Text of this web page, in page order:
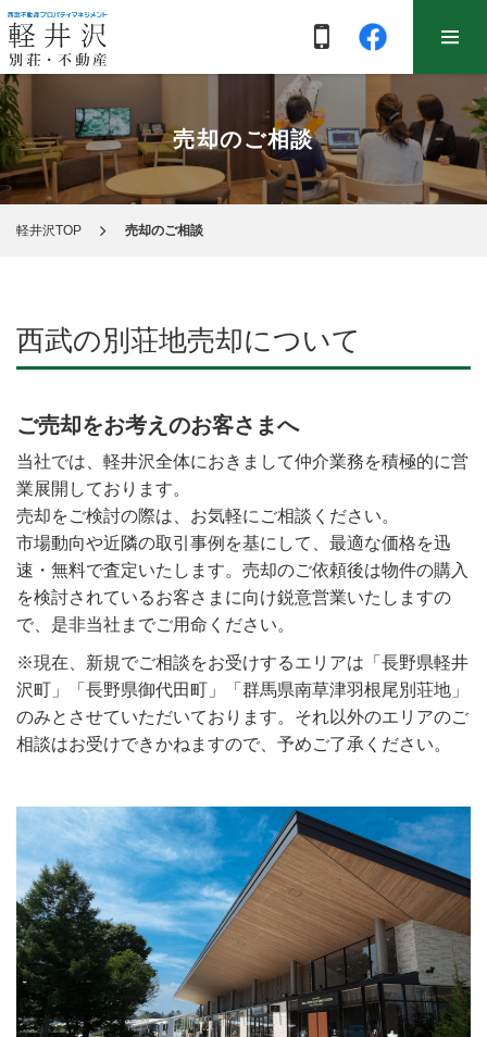
売却のご相談
軽井沢TOP 売却のご相談
西武の別荘地売却について
ご売却をお考えのお客さまへ
当社では、軽井沢全体におきまして仲介業務を積極的に営
業展開しております。
売却をご検討の際は、お気軽にご相談ください。
市場動向や近隣の取引事例を基にして、最適な価格を迅
速・無料で査定いたします。売却のご依頼後は物件の購入
を検討されているお客さまに向け鋭意営業いたしますの
で、是非当社までご用命ください。
※現在、新規でご相談をお受けするエリアは「長野県軽井
沢町」「長野県御代田町」「群馬県南草津羽根尾別荘地」
のみとさせていただいております。それ以外のエリアのご
相談はお受けできかねますので、予めご了承ください。